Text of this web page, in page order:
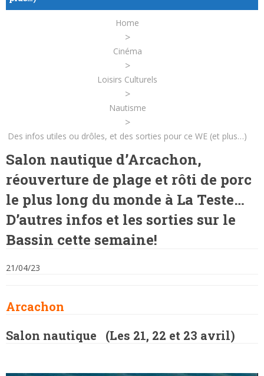
Home
>
Cinéma
>
Loisirs Culturels
>
Nautisme
>
Des infos utiles ou drôles, et des sorties pour ce WE (et plus…)
Salon nautique d’Arcachon,
réouverture de plage et rôti de porc
le plus long du monde à La Teste…
D’autres infos et les sorties sur le
Bassin cette semaine!
21/04/23
Arcachon
Salon nautique (Les 21, 22 et 23 avril)